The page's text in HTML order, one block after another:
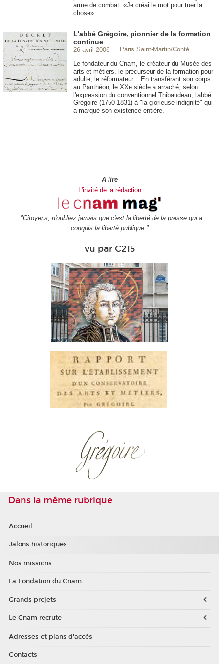
arme de combat: «Je créai le mot pour tuer la
chose».
L'abbé Grégoire, pionnier de la formation
continue
26 avril 2006
Paris Saint-Martin/Conté
Le fondateur du Cnam, le créateur du Musée des
arts et métiers, le précurseur de la formation pour
adulte, le réformateur... En transférant son corps
au Panthéon, le XXe siècle a arraché, selon
l'expression du conventionnel Thibaudeau, l'abbé
Grégoire (1750-1831) à "la glorieuse indignité" qui
a marqué son existence entière.
A lire
L'invité de la rédaction
"Citoyens, n'oubliez jamais que c'est la liberté de la presse qui a
conquis la liberté publique."
vu par C215
Dans la même rubrique
Accueil
Jalons historiques
Nos missions
La Fondation du Cnam
Grands projets
Le Cnam recrute
Adresses et plans d'accès
Contacts